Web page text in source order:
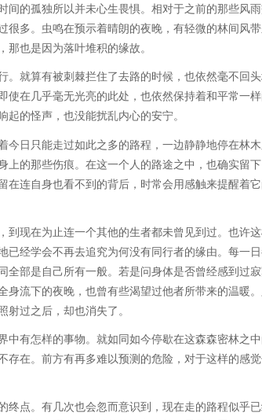
间的孤独所以并未心生畏惧。相对于之前的那些风
很多。虫鸣在预示着晴朗的夜晚，有轻微的林间风
也是因为落叶堆积的缘故。
。就算有被刺棘拦住了去路的时候，也依然毫不回
使在几乎毫无光亮的此处，也依然保持着和平常一
的怪声，也没能扰乱内心的安宁。
今日只能走过如此之多的路程，一边静静地停在林
上的那些伤痕。在这一个人的路途之中，也确实留
在连自身也看不到的背后，时常会用感触来提醒着
到现在为止连一个其他的生者都未曾见到过。也许
已经学会不再去追究为何没有同行者的缘由。每一
部是自己所有一般。若是问身体是否曾经感到过寂
身流下的夜晚，也曾有些渴望过他者所带来的温暖
过之后，却也消失了。
中有怎样的事物。就如同如今停歇在这森森密林之
存在。前方有再多难以预测的危险，对于这样的感
终点。有几次也会忽而意识到，现在走的路程似乎